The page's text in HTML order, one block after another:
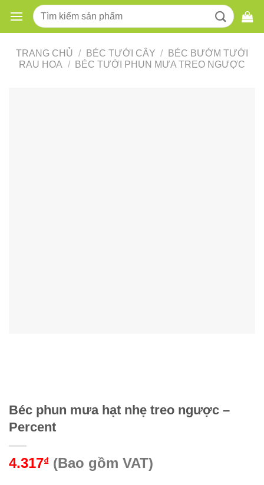
content
Tìm
kiếm:
TRANG CHỦ / BÉC TƯỚI CÂY /
BÉC BƯỚM TƯỚI
RAU HOA / BÉC TƯỚI PHUN MƯA TREO NGƯỢC
Béc phun mưa hạt nhẹ treo ngược –
Percent
4.317₫ (Bao gồm VAT)